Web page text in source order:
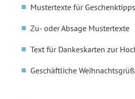
Mustertexte für Geschenktipps
Zu- oder Absage Mustertexte
Text für Dankeskarten zur
Geschäftliche